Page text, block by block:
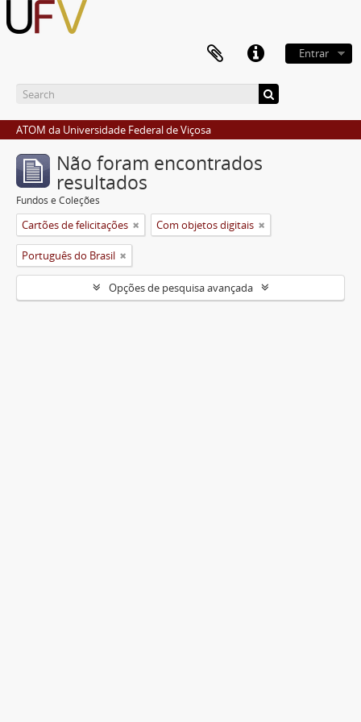
Entrar
ATOM da Universidade Federal de Viçosa
Não foram encontrados
resultados
Fundos e Coleções
Cartões de felicitações Com objetos digitais
Português do Brasil
Opções de pesquisa avançada